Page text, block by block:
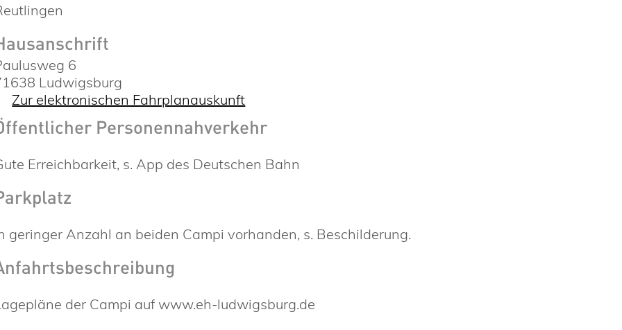
6
Ludwigsburg
Zur elektronischen Fahrplanauskunft
Personennahverkehr
Erreichbarkeit, s. App des Deutschen Bahn
geringer Anzahl an beiden Campi vorhanden, s. Beschilderung.
der Campi auf www.eh-ludwigsburg.de